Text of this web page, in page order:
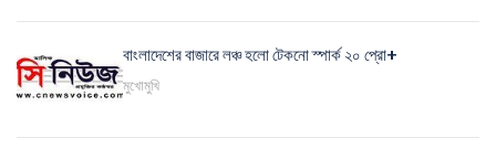
বাংলাদেশের বাজারে লঞ্চ হলো টেকনো স্পার্ক ২০ প্রো+
মুখোমুখি